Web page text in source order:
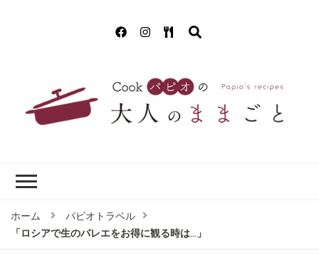
ホーム
パピオトラベル
「ロシアで生のバレエをお得に観る時は…」